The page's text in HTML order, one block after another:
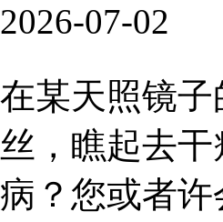
07-02
某天照镜
，瞧起去
？您或者